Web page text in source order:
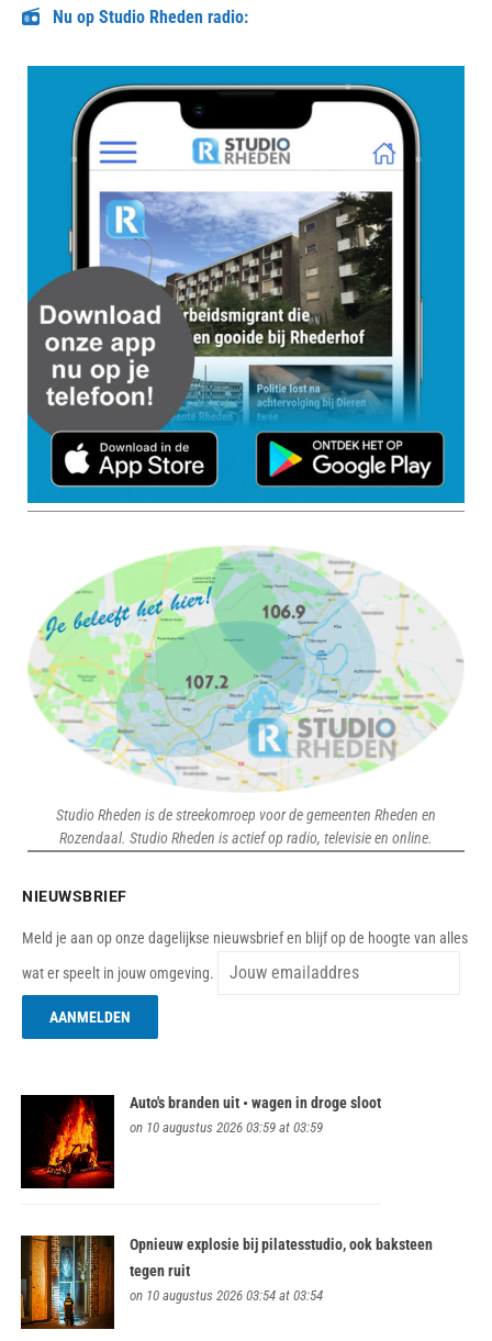
Nu op Studio Rheden radio:
Studio Rheden is de streekomroep voor de gemeenten Rheden en
Rozendaal. Studio Rheden is actief op radio, televisie en online.
NIEUWSBRIEF
Meld je aan op onze dagelijkse nieuwsbrief en blijf op de hoogte van alles
wat er speelt in jouw omgeving.
Auto's branden uit • wagen in droge sloot
on 10 augustus 2026 03:59 at 03:59
Opnieuw explosie bij pilatesstudio, ook baksteen
tegen ruit
on 10 augustus 2026 03:54 at 03:54